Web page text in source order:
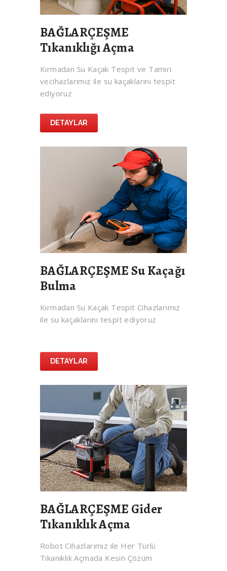
BAĞLARÇEŞME
Tıkanıklığı Açma
Kırmadan Su Kaçak Tespit ve Tamiri
vecihazlarımız ile su kaçaklarını tespit
ediyoruz
DETAYLAR
BAĞLARÇEŞME Su Kaçağı
Bulma
Kırmadan Su Kaçak Tespit Cihazlarımız
ile su kaçaklarını tespit ediyoruz
DETAYLAR
BAĞLARÇEŞME Gider
Tıkanıklık Açma
Robot Cihazlarımız ile Her Türlü
Tıkanıklık Açmada Kesin Çözüm